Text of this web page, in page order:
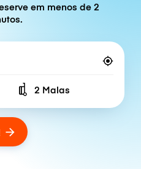
em menos de 2
Number of bags
2 Malas